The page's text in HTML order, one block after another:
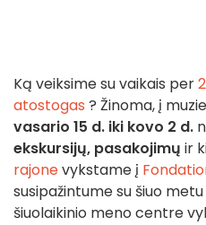
Ką veiksime su vaikais per
atostogas ? Žinoma, į
vasario 15 d. iki kovo 2 d.
ekskursijų, pasakojimų ir
rajonevykstame į
susipažintume su šiuo
šiuolaikinio meno centre